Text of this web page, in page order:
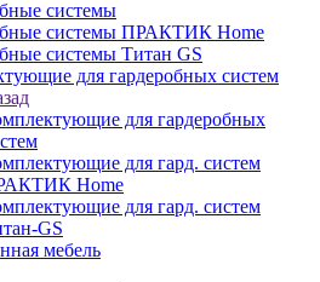
системы
системы ПРАКТИК Home
системы Титан GS
для гардеробных систем
для гардеробных
для гард. систем
Home
для гард. систем
GS
мебель